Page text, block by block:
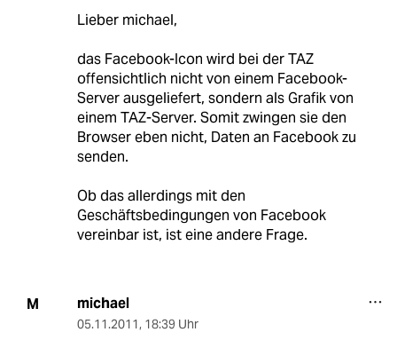
Lieber michael,
das Facebook-Icon wird bei der TAZ
offensichtlich nicht von einem Facebook-
Server ausgeliefert, sondern als Grafik von
einem TAZ-Server. Somit zwingen sie den
Browser eben nicht, Daten an Facebook zu
senden.
Ob das allerdings mit den
Geschäftsbedingungen von Facebook
vereinbar ist, ist eine andere Frage.
M michael
05.11.2011, 18:39 Uhr